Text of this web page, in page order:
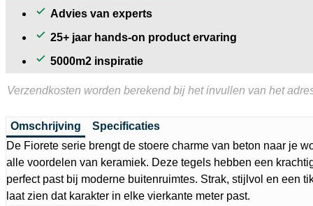
Advies van experts
25+ jaar hands-on product ervaring
5000m2 inspiratie
Verzendkosten worden berekend bij het invullen van het
Omschrijving
Specificaties
De Fiorete serie brengt de stoere charme van beton naar je
alle voordelen van keramiek. Deze tegels hebben een
perfect past bij moderne buitenruimtes. Strak, stijlvol en een
laat zien dat karakter in elke vierkante meter past.